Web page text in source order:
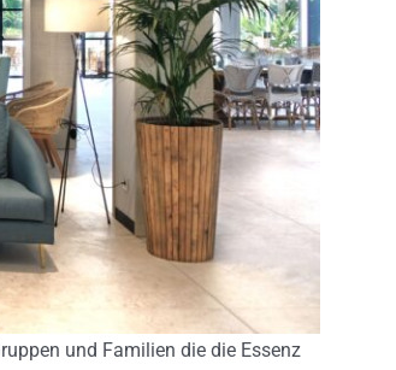
und Familien die die Essenz